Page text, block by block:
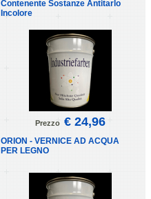
Contenente Sostanze Antitarlo
Incolore
Prezzo € 24,96
ORION - VERNICE AD ACQUA
PER LEGNO